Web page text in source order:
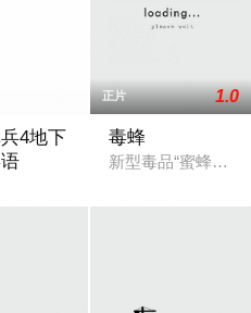
爆炸的二战时期炸弹，当拆弹
4地下
正片 1.0
毒蜂
新型毒品“蜜蜂”在